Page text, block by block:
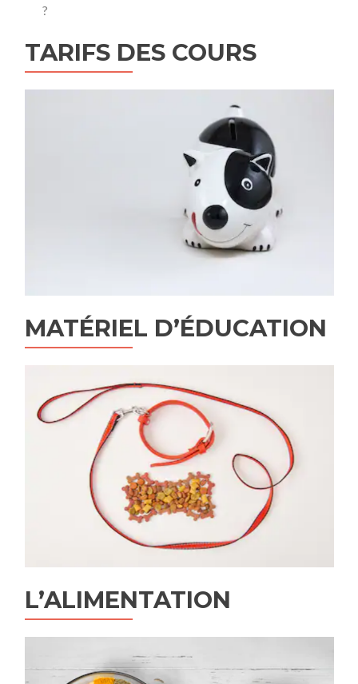
?
TARIFS DES COURS
MATÉRIEL D’ÉDUCATION
L’ALIMENTATION